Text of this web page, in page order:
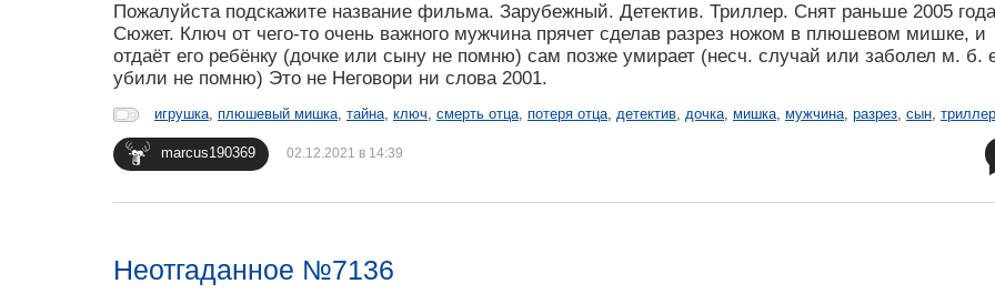
Пожалуйста подскажите название фильма. Зарубежный. Детектив. Триллер. Снят раньше 2005
Сюжет. Ключ от чего-то очень важного мужчина прячет сделав разрез ножом в плюшевом мишке, и
отдаёт его ребёнку (дочке или сыну не помню) сам позже умирает (несч. случай или заболел м. б.
убили не помню) Это не Неговори ни слова 2001.
игрушка, плюшевый мишка, тайна, ключ, смерть отца, потеря отца, детектив, дочка, мишка, мужчина, разрез, сын, триллер
marcus190369 02.12.2021 в 14:39
Неотгаданное №7136